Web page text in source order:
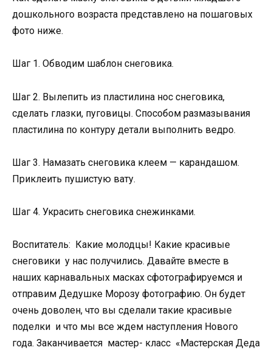
дошкольного возраста представлено на пошаговых
фото ниже.
Шаг 1. Обводим шаблон снеговика.
Шаг 2. Вылепить из пластилина нос снеговика,
сделать глазки, пуговицы. Способом размазывания
пластилина по контуру детали выполнить ведро.
Шаг 3. Намазать снеговика клеем — карандашом.
Приклеить пушистую вату.
Шаг 4. Украсить снеговика снежинками.
Воспитатель: Какие молодцы! Какие красивые
снеговики у нас получились. Давайте вместе в
наших карнавальных масках сфотографируемся и
отправим Дедушке Морозу фотографию. Он будет
очень доволен, что вы сделали такие красивые
поделки и что мы все ждем наступления Нового
года. Заканчивается мастер- класс «Мастерская Деда